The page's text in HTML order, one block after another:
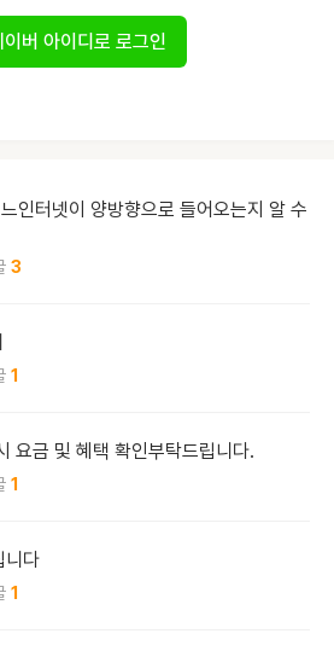
이버 아이디로 로그인
인터넷이 양방향으로 들어오는지 알 수
3
1
금 및 혜택 확인부탁드립니다.
1
니다
1